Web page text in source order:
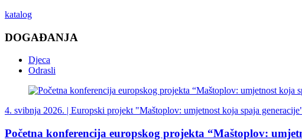
katalog
DOGAĐANJA
Djeca
Odrasli
4. svibnja 2026. | Europski projekt "Maštoplov: umjetnost koja spaja
Početna konferencija europskog projekta “Maštoplov: